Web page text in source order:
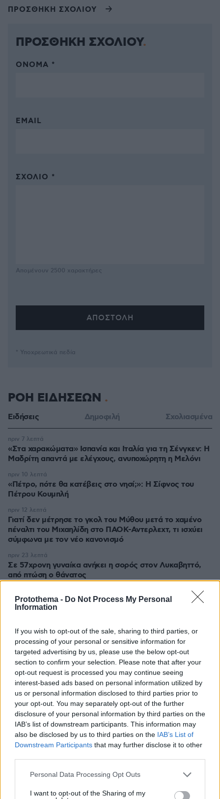
Protothema - Do Not Process My Personal
Information
If you wish to opt-out of the sale, sharing to third parties, or
processing of your personal or sensitive information for
targeted advertising by us, please use the below opt-out
section to confirm your selection. Please note that after your
opt-out request is processed you may continue seeing
interest-based ads based on personal information utilized by
us or personal information disclosed to third parties prior to
your opt-out. You may separately opt-out of the further
disclosure of your personal information by third parties on the
IAB’s list of downstream participants. This information may
also be disclosed by us to third parties on the IAB’s List of
Downstream Participants that may further disclose it to other
Please note that this website/app uses one or more Google
not limited to your visit or usage behaviour. You may click to
Personal Data Processing Opt Outs
I want to opt-out of the Sharing of my
ΠΡΟΣΘΗΚΗ ΣΧΟΛΙΟΥ
ΠΡΟΣΘΗΚΗ ΣΧΟΛΙΟΥ
ΌΝΟΜΑ *
EMAIL
ΣΧΌΛΙΟ *
Απομένουν 2500 χαρακτήρες
* Υποχρεωτικά πεδία
ΡΟΗ ΕΙΔΗΣΕΩΝ
Ειδήσεις Δημοφιλή Σχολιασμένα
«Στα χαρακώματα» Ισπανία και Ιταλία για τη Σένγκεν: Η
Μαδρίτη απαντά με ελέγχους, ανυποχώρητη η Μελόνι
πριν 7 λεπτά
«Πέτρο, πότε θα κατέβεις στο νησί;»: Η Σίφνος του
Πέτρου Κουμπλή
πριν 10 λεπτά
Γιατί δεν μέτρησε το γκολ του Μύθου μετά το χαμένο
πέναλτι του Μιχαηλίδη στο ΠΑΟΚ-Αντερλεχτ, τι ισχύει
σύμφωνα με τον νέο κανονισμό
πριν 12 λεπτά
Σε 57χρονη γυναίκα ανήκει η σορός στον Λυκαβηττό,
από πτώση ο θάνατος
πριν 23 λεπτά
Ένας γιατρός δίνει 5 απλές συμβουλές που χαρίζουν
υγεία μετά τα 50
Αντόνιο Μπαντέρας: Ήξερα ότι δεν θα πέρναγα όλη μου
τη ζωή στο Χόλιγουντ, δεν ήταν γραφτό να βρίσκομαι
εκεί, αλλά στην πατρίδα μου
Γιατί τα ταξίδια είναι ένας από τους καλύτερους
τρόπους για να κάνουμε νέες φιλίες
πριν 30 λεπτά
Η επιστήμη πίσω από το τέλειο μπριάμ
πριν 30 λεπτά
Προήχθη σε Αστυνόμο Α' η Κωνσταντία Δημογλίδου
πριν 33 λεπτά
πριν 38 λεπτά